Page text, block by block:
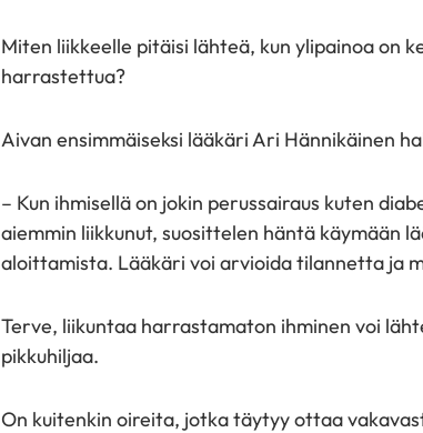
Miten liikkeelle pitäisi lähteä, kun ylipainoa on
harrastettua?
Aivan ensimmäiseksi lääkäri Ari Hännikäinen
– Kun ihmisellä on jokin perussairaus kuten
aiemmin liikkunut, suosittelen häntä käymään
aloittamista. Lääkäri voi arvioida tilannetta ja
Terve, liikuntaa harrastamaton ihminen voi
pikkuhiljaa.
On kuitenkin oireita, jotka täytyy ottaa